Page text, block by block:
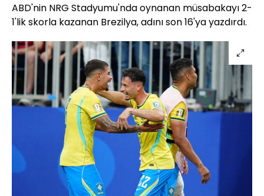
ABD'nin NRG Stadyumu'nda oynanan müsabakayı 2-
1'lik skorla kazanan Brezilya, adını son 16'ya yazdırdı.